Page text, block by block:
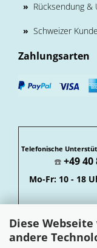
Diese
andere
» Rücksendung &
» Schweizer
Zahlungsarten
Telefonische
☎️ +49 40
Mo-Fr: 10 - 18